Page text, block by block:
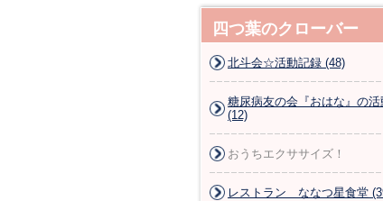
四つ葉のクローバー
北斗会☆活動記録 (48)
糖尿病友の会『おはな』の活
(12)
おうちエクササイズ！
レストラン ななつ星食堂